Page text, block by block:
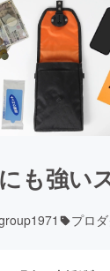
も強い
プロ